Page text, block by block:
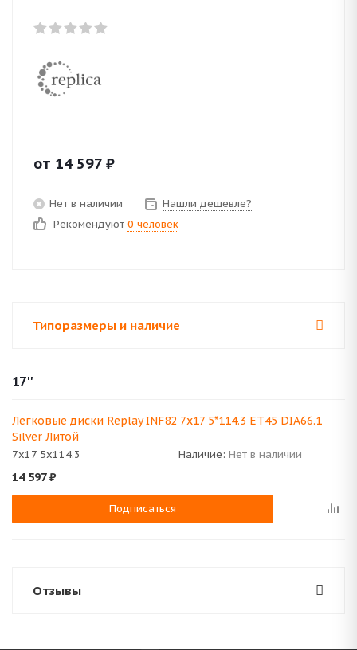
от 14 597 ₽
Нет в наличии
Нашли дешевле?
Рекомендуют 0 человек
Типоразмеры и наличие
17''
Легковые диски Replay INF82 7x17 5*114.3 ET45 DIA66.1
Silver Литой
7x17 5x114.3 Наличие: Нет в наличии
14 597₽
Подписаться
Отзывы